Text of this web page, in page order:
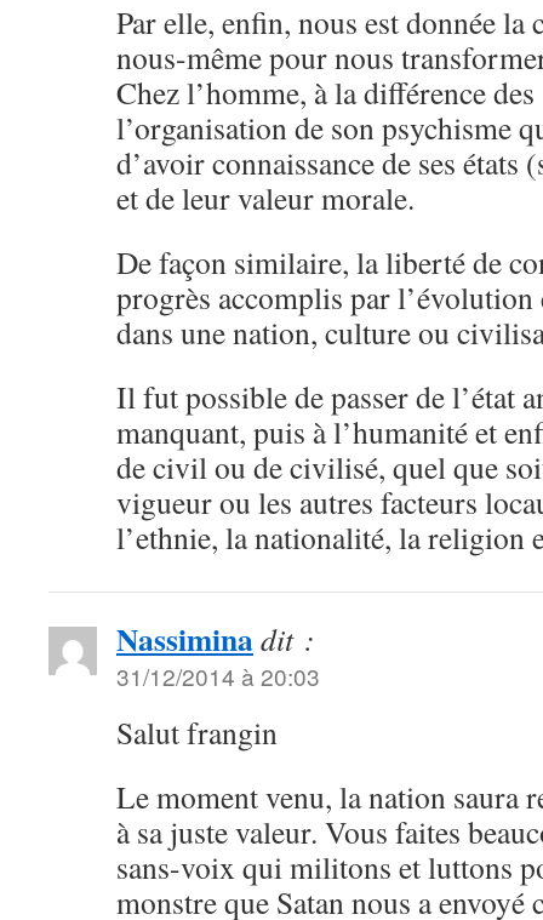
Par elle, enfin, nous est donnée la
nous-même pour nous
Chez l’homme, à la différence
l’organisation de son psychisme
d’avoir connaissance de ses états
et de leur valeur morale.
De façon similaire, la liberté de
progrès accomplis par
dans une nation, culture ou
Il fut possible de passer de l’état
manquant, puis à l’humanité et
de civil ou de civilisé, quel que
vigueur ou les autres facteurs
l’ethnie, la nationalité, la religion
Nassiminadit :
31/12/2014 à 20:03
Salut frangin
Le moment venu, la nation saura
à sa juste valeur. Vous faites
sans-voix qui militons et luttons
monstre que Satan nous a envoyé